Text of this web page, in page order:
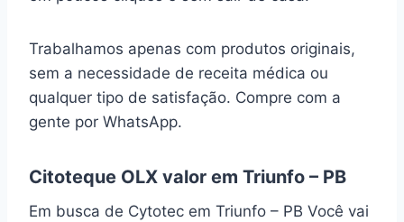
Trabalhamos apenas com produtos originais,
sem a necessidade de receita médica ou
qualquer tipo de satisfação. Compre com a
gente por WhatsApp.
Citoteque OLX valor em Triunfo – PB
Em busca de Cytotec em Triunfo – PB Você vai